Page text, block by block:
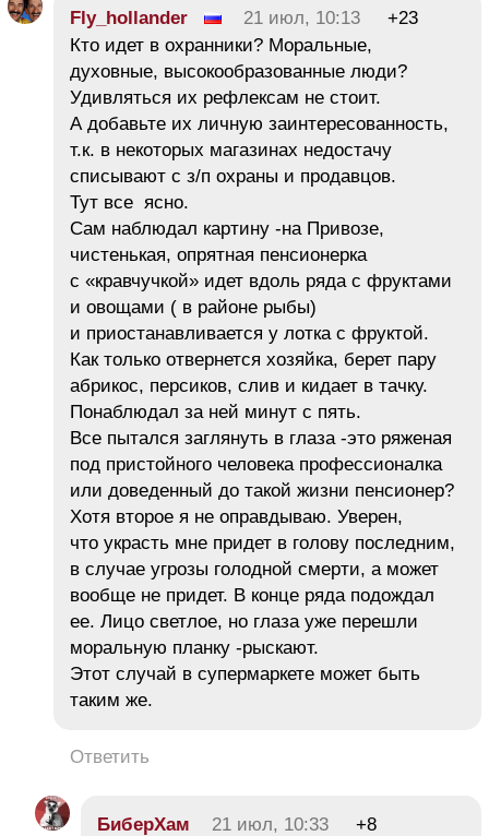
Fly_hollander 21 июл, 10:13
+23
Кто идет в охранники? Моральные,
духовные, высокообразованные люди?
Удивляться их рефлексам не стоит.
А добавьте их личную заинтересованность,
т.к. в некоторых магазинах недостачу
списывают с з/п охраны и продавцов.
Тут все ясно.
Сам наблюдал картину -на Привозе,
чистенькая, опрятная пенсионерка
с «кравчучкой» идет вдоль ряда с фруктами
и овощами ( в районе рыбы)
и приостанавливается у лотка с фруктой.
Как только отвернется хозяйка, берет пару
абрикос, персиков, слив и кидает в тачку.
Понаблюдал за ней минут с пять.
Все пытался заглянуть в глаза -это ряженая
под пристойного человека профессионалка
или доведенный до такой жизни пенсионер?
Хотя второе я не оправдываю. Уверен,
что украсть мне придет в голову последним,
в случае угрозы голодной смерти, а может
вообще не придет. В конце ряда подождал
ее. Лицо светлое, но глаза уже перешли
моральную планку -рыскают.
Этот случай в супермаркете может быть
таким же.
Ответить
БиберХам 21 июл, 10:33
+8